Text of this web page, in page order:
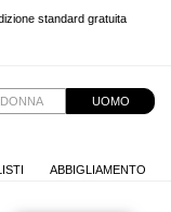
standard gratuita
DONNA UOMO
ABBIGLIAMENTO